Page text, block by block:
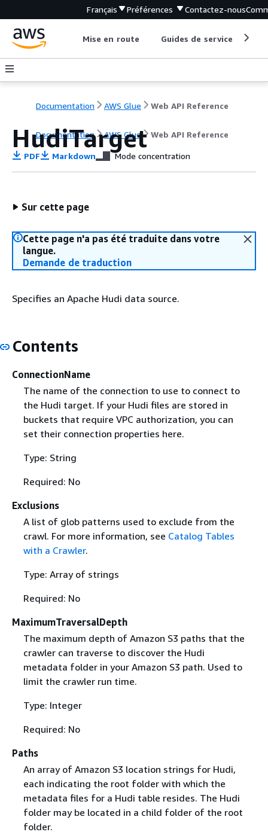
Français Préférences Contactez-nous
Mise en route Guides de service
Documentation AWS Glue Web API Reference
Documentation AWS Glue Web API Reference
HudiTarget
PDF Markdown Mode concentration
Sur cette page
Cette page n'a pas été traduite dans votre
langue.
Demande de traduction
Specifies an Apache Hudi data source.
Contents
ConnectionName
The name of the connection to use to connect to
the Hudi target. If your Hudi files are stored in
buckets that require VPC authorization, you can
set their connection properties here.
Type: String
Required: No
Exclusions
A list of glob patterns used to exclude from the
crawl. For more information, see Catalog Tables
with a Crawler.
Type: Array of strings
Required: No
MaximumTraversalDepth
The maximum depth of Amazon S3 paths that the
crawler can traverse to discover the Hudi
metadata folder in your Amazon S3 path. Used to
limit the crawler run time.
Type: Integer
Required: No
Paths
An array of Amazon S3 location strings for Hudi,
each indicating the root folder with which the
metadata files for a Hudi table resides. The Hudi
folder may be located in a child folder of the root
folder.